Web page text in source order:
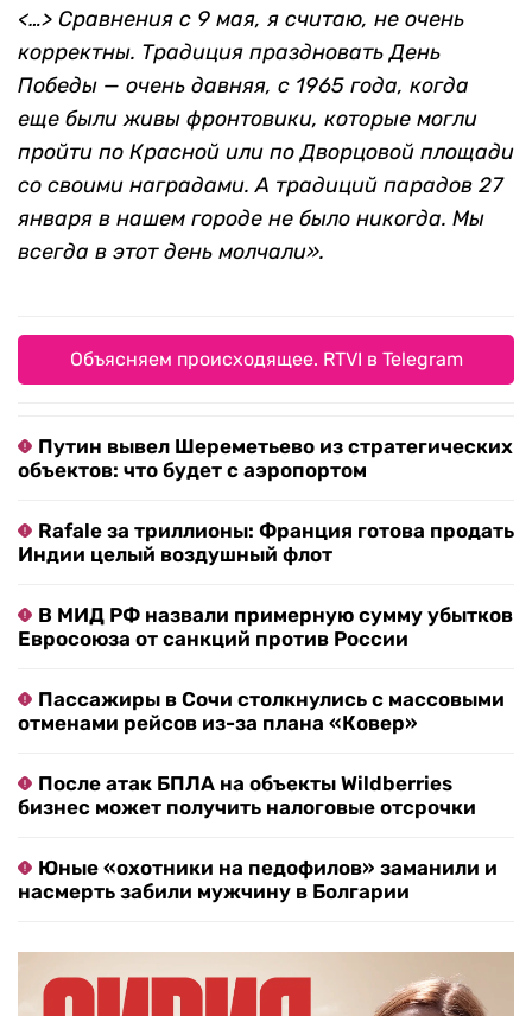
<…> Сравнения с 9 мая, я считаю, не очень
корректны. Традиция праздновать День
Победы — очень давняя, с 1965 года, когда
еще были живы фронтовики, которые могли
пройти по Красной или по Дворцовой площади
со своими наградами. А традиций парадов 27
января в нашем городе не было никогда. Мы
всегда в этот день молчали».
Объясняем происходящее. RTVI в Telegram
Путин вывел Шереметьево из стратегических
объектов: что будет с аэропортом
Rafale за триллионы: Франция готова продать
Индии целый воздушный флот
В МИД РФ назвали примерную сумму убытков
Евросоюза от санкций против России
Пассажиры в Сочи столкнулись с массовыми
отменами рейсов из-за плана «Ковер»
После атак БПЛА на объекты Wildberries
бизнес может получить налоговые отсрочки
Юные «охотники на педофилов» заманили и
насмерть забили мужчину в Болгарии